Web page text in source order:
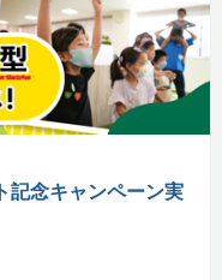
念キャンペーン実